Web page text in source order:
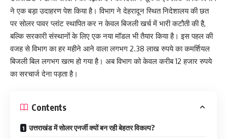
ने एक बड़ा उदाहरण पेश किया है। विभाग ने देहरादून स्थित निदेशालय की छत
पर सोलर पावर प्लांट स्थापित कर न केवल बिजली खर्च में भारी कटौती की है,
बल्कि सरकारी संस्थानों के लिए एक नया मॉडल भी तैयार किया है। इस पहल की
वजह से विभाग का हर महीने आने वाला लगभग 2.38 लाख रुपये का कमर्शियल
बिजली बिल लगभग खत्म हो गया है। अब विभाग को केवल करीब 12 हजार रुपये
का सरचार्ज देना पड़ता है।
Contents
उत्तराखंड में सोलर एनर्जी क्यों बन रही बेहतर विकल्प?